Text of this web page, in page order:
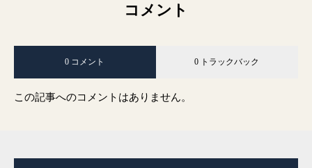
コメント
0 コメント 0 トラックバック
この記事へのコメントはありません。